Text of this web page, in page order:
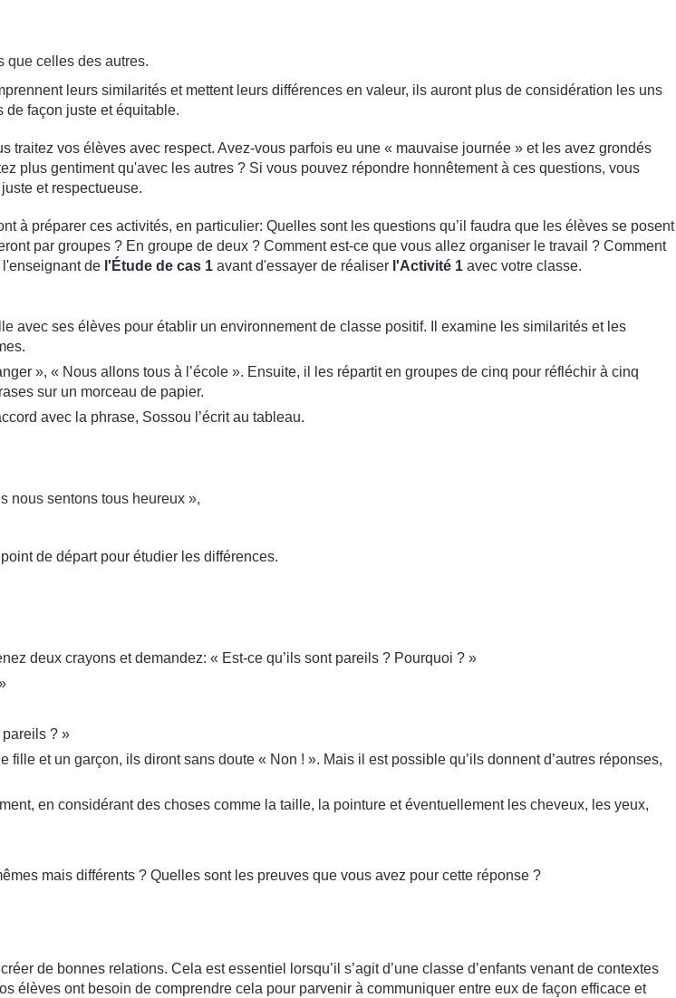
que celles des autres.
leurs similarités et mettent leurs différences en valeur, ils auront plus de considération les uns
de façon juste et équitable.
vos élèves avec respect. Avez-vous parfois eu une « mauvaise journée » et les avez grondés
plus gentiment qu'avec les autres ? Si vous pouvez répondre honnêtement à ces questions, vous
et respectueuse.
à préparer ces activités, en particulier: Quelles sont les questions qu’il faudra que les élèves se posent
par groupes ? En groupe de deux ? Comment est-ce que vous allez organiser le travail ? Comment
de l'Étude de cas 1 avant d'essayer de réaliser l'Activité 1 avec votre classe.
avec ses élèves pour établir un environnement de classe positif. Il examine les similarités et les
», « Nous allons tous à l’école ». Ensuite, il les répartit en groupes de cinq pour réfléchir à cinq
sur un morceau de papier.
avec la phrase, Sossou l’écrit au tableau.
nous sentons tous heureux »,
de départ pour étudier les différences.
deux crayons et demandez: « Est-ce qu’ils sont pareils ? Pourquoi ? »
pareils ? »
et un garçon, ils diront sans doute « Non ! ». Mais il est possible qu’ils donnent d’autres réponses,
en considérant des choses comme la taille, la pointure et éventuellement les cheveux, les yeux,
mais différents ? Quelles sont les preuves que vous avez pour cette réponse ?
de bonnes relations. Cela est essentiel lorsqu’il s’agit d’une classe d’enfants venant de contextes
élèves ont besoin de comprendre cela pour parvenir à communiquer entre eux de façon efficace et